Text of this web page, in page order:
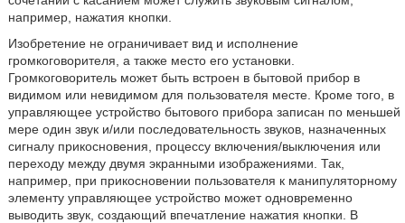
например, нажатия кнопки.
Изобретение не ограничивает вид и исполнение
громкоговорителя, а также место его установки.
Громкоговоритель может быть встроен в бытовой прибор в
видимом или невидимом для пользователя месте. Кроме того, в
управляющее устройство бытового прибора записан по меньшей
мере один звук и/или последовательность звуков, назначенных
сигналу прикосновения, процессу включения/выключения или
переходу между двумя экранными изображениями. Так,
например, при прикосновении пользователя к манипуляторному
элементу управляющее устройство может одновременно
выводить звук, создающий впечатление нажатия кнопки. В